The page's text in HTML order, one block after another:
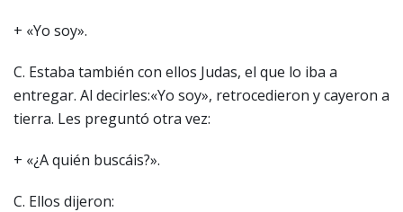
+ «Yo soy».
C. Estaba también con ellos Judas, el que lo iba a
entregar. Al decirles:«Yo soy», retrocedieron y cayeron a
tierra. Les preguntó otra vez:
+ «¿A quién buscáis?».
C. Ellos dijeron: